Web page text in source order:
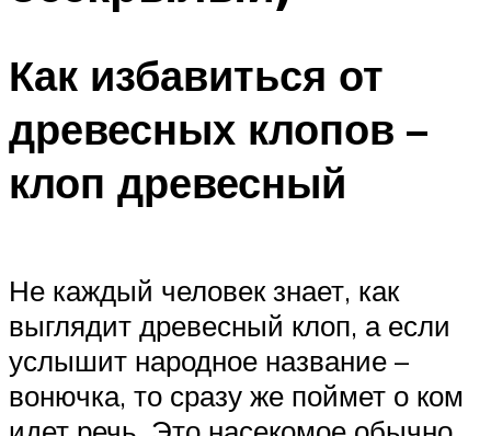
Как избавиться от
древесных клопов –
клоп древесный
Не каждый человек знает, как
выглядит древесный клоп, а если
услышит народное название –
вонючка, то сразу же поймет о ком